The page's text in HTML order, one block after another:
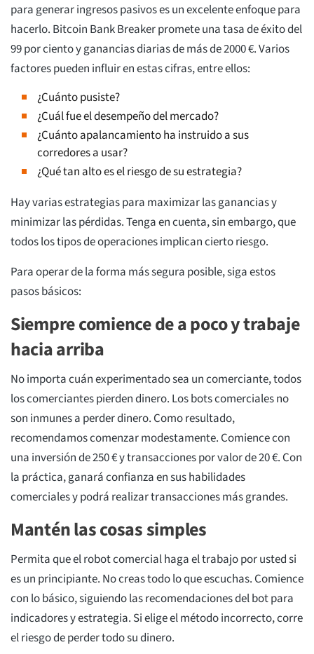
para generar ingresos pasivos es un excelente enfoque para
hacerlo. Bitcoin Bank Breaker promete una tasa de éxito del
99 por ciento y ganancias diarias de más de 2000 €. Varios
factores pueden influir en estas cifras, entre ellos:
¿Cuánto pusiste?
¿Cuál fue el desempeño del mercado?
¿Cuánto apalancamiento ha instruido a sus
corredores a usar?
¿Qué tan alto es el riesgo de su estrategia?
Hay varias estrategias para maximizar las ganancias y
minimizar las pérdidas. Tenga en cuenta, sin embargo, que
todos los tipos de operaciones implican cierto riesgo.
Para operar de la forma más segura posible, siga estos
pasos básicos:
Siempre comience de a poco y trabaje
hacia arriba
No importa cuán experimentado sea un comerciante, todos
los comerciantes pierden dinero. Los bots comerciales no
son inmunes a perder dinero. Como resultado,
recomendamos comenzar modestamente. Comience con
una inversión de 250 € y transacciones por valor de 20 €. Con
la práctica, ganará confianza en sus habilidades
comerciales y podrá realizar transacciones más grandes.
Mantén las cosas simples
Permita que el robot comercial haga el trabajo por usted si
es un principiante. No creas todo lo que escuchas. Comience
con lo básico, siguiendo las recomendaciones del bot para
indicadores y estrategia. Si elige el método incorrecto, corre
el riesgo de perder todo su dinero.